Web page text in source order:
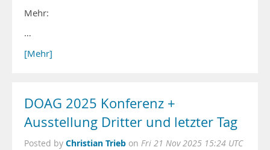
Mehr:
…
[Mehr]
DOAG 2025 Konferenz +
Ausstellung Dritter und letzter Tag
Posted by Christian Trieb on Fri 21 Nov 2025 15:24 UTC